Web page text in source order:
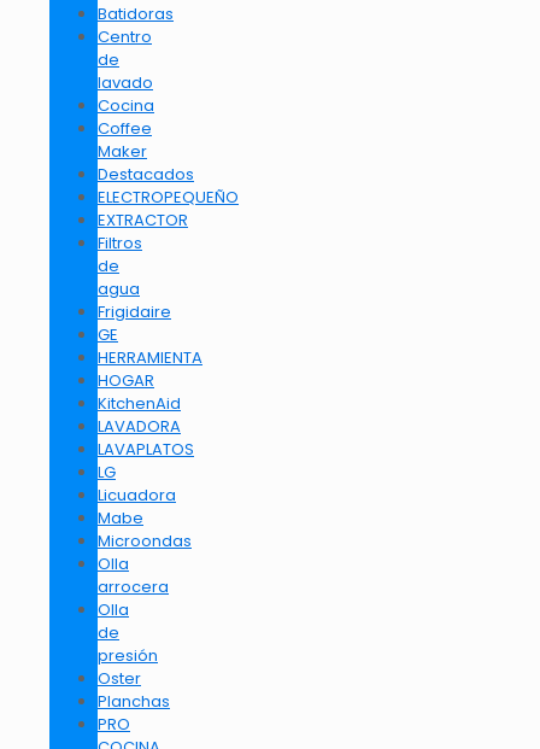
Batidoras
Centro
de
lavado
Cocina
Coffee
Maker
Destacados
ELECTROPEQUEÑO
EXTRACTOR
Filtros
de
agua
Frigidaire
GE
HERRAMIENTA
HOGAR
KitchenAid
LAVADORA
LAVAPLATOS
LG
Licuadora
Mabe
Microondas
Olla
arrocera
Olla
de
presión
Oster
Planchas
PRO